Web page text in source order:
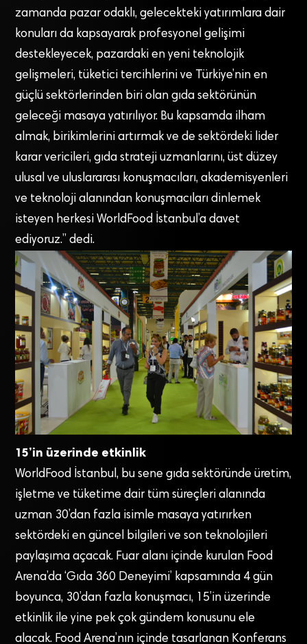
zamanda pazar odaklı, gelecekteki yatırımlara dair
konuları da kapsayarak profesyonel gelişimi
destekleyecek, pazardaki en yeni teknolojik
gelişmeleri, tüketici tercihlerini ve Türkiye’nin en
güçlü sektörlerinden biri olan gıda sektörünün
geleceği masaya yatırılıyor. Bu kapsamda ilham
almak, birikimlerini artırmak ve de sektördeki lider
karar vericileri, gıda strateji uzmanlarını, üst düzey
ulusal ve uluslararası konuşmacıları, akademisyenleri
ve teknoloji alanından konuşmacıları dinlemek
isteyen herkesi WorldFood İstanbul’a davet
ediyoruz.” dedi.
15’in üzerinde etkinlik
WorldFood İstanbul, bu sene gıda sektöründe üretim,
işletme ve tüketime dair tüm süreçleri alanında
uzman 30’dan fazla isimle masaya yatırırken
sektördeki en güncel bilgileri ve son teknolojileri
paylaşıma açacak. Fuar alanı içinde kurulan Food
Arena’da ‘Gıda 360 Deneyimi’ kapsamında 4 gün
boyunca, 30’dan fazla konuşmacı, 15’in üzerinde
etkinlik ile yine pek çok gündem konusunu ele
alacak. Food Arena’nın içinde tasarlanan Konferans